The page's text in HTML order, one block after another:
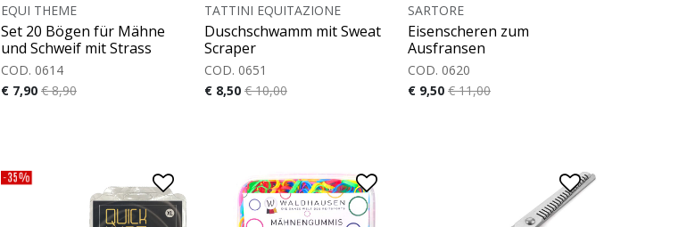
EQUI THEME
Set 20 Bögen für Mähne
und Schweif mit Strass
COD. 0614
€ 7,90 € 8,90
TATTINI EQUITAZIONE
Duschschwamm mit Sweat
Scraper
COD. 0651
€ 8,50 € 10,00
SARTORE
Eisenscheren zum
Ausfransen
COD. 0620
€ 9,50 € 11,00